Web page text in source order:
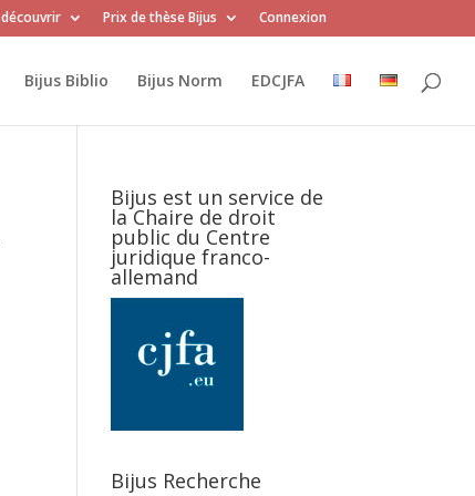
Prix de thèse Bijus Connexion
Bijus Biblio Bijus Norm EDCJFA
Bijus est un service de
la Chaire de droit
public du Centre
juridique franco-
allemand
Bijus Recherche